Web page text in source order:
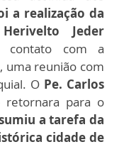
a realização da
Jeder
com a
uma reunião com
O Pe. Carlos
retornara para o
a tarefa da
cidade de